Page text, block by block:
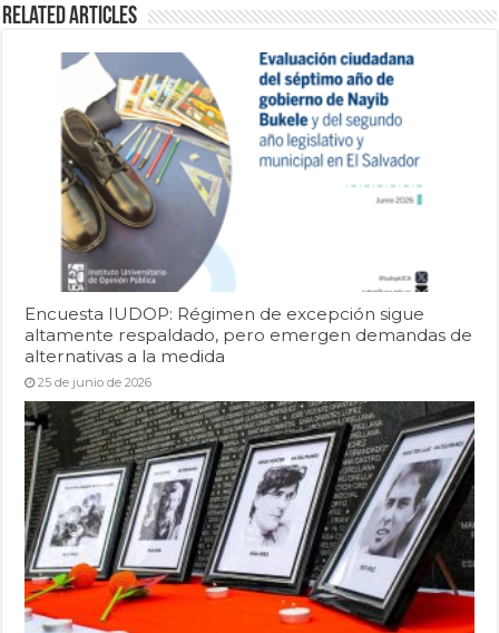
Related Articles
Encuesta IUDOP: Régimen de excepción sigue
altamente respaldado, pero emergen demandas de
alternativas a la medida
25 de junio de 2026